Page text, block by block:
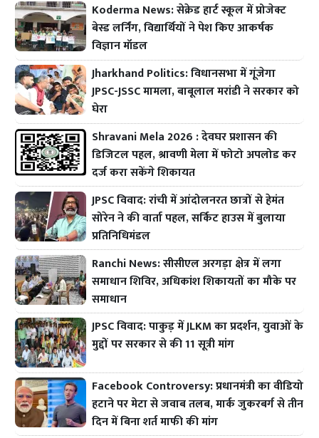
Koderma News: सेक्रेड हार्ट स्कूल में प्रोजेक्ट
बेस्ड लर्निंग, विद्यार्थियों ने पेश किए आकर्षक
विज्ञान मॉडल
Jharkhand Politics: विधानसभा में गूंजेगा
JPSC-JSSC मामला, बाबूलाल मरांडी ने सरकार को
घेरा
Shravani Mela 2026 : देवघर प्रशासन की
डिजिटल पहल, श्रावणी मेला में फोटो अपलोड कर
दर्ज करा सकेंगे शिकायत
JPSC विवाद: रांची में आंदोलनरत छात्रों से हेमंत
सोरेन ने की वार्ता पहल, सर्किट हाउस में बुलाया
प्रतिनिधिमंडल
Ranchi News: सीसीएल अरगड़ा क्षेत्र में लगा
समाधान शिविर, अधिकांश शिकायतों का मौके पर
समाधान
JPSC विवाद: पाकुड़ में JLKM का प्रदर्शन, युवाओं के
मुद्दों पर सरकार से की 11 सूत्री मांग
Facebook Controversy: प्रधानमंत्री का वीडियो
हटाने पर मेटा से जवाब तलब, मार्क जुकरबर्ग से तीन
दिन में बिना शर्त माफी की मांग